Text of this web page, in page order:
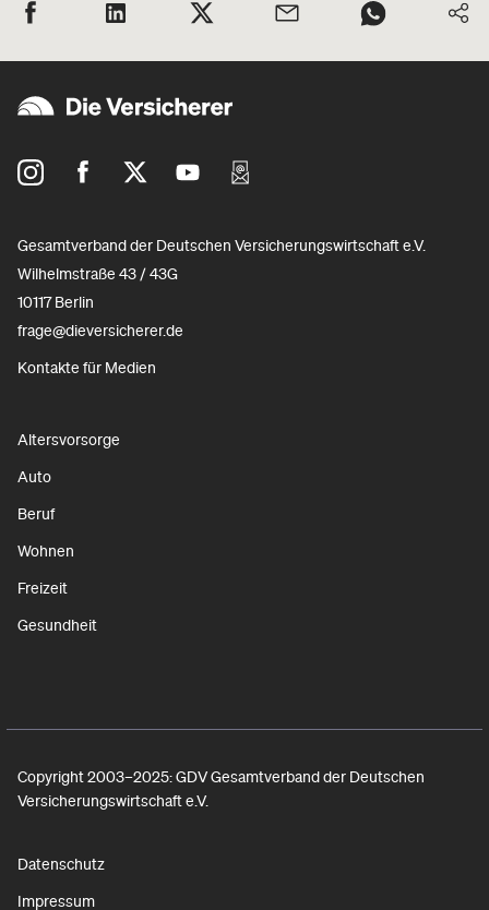
Gesamtverband der Deutschen Versicherungswirtschaft e.V.
Wilhelmstraße 43 / 43G
10117 Berlin
frage@dieversicherer.de
Kontakte für Medien
Altersvorsorge
Auto
Beruf
Wohnen
Freizeit
Gesundheit
Copyright 2003–2025: GDV Gesamtverband der Deutschen
Versicherungswirtschaft e.V.
Datenschutz
Impressum